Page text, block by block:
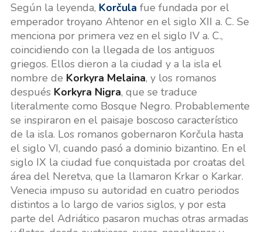
Según la leyenda, Korčula fue fundada por el
emperador troyano Ahtenor en el siglo XII a. C. Se
menciona por primera vez en el siglo IV a. C.,
coincidiendo con la llegada de los antiguos
griegos. Ellos dieron a la ciudad y a la isla el
nombre de Korkyra Melaina, y los romanos
después Korkyra Nigra, que se traduce
literalmente como Bosque Negro. Probablemente
se inspiraron en el paisaje boscoso característico
de la isla. Los romanos gobernaron Korčula hasta
el siglo VI, cuando pasó a dominio bizantino. En el
siglo IX la ciudad fue conquistada por croatas del
área del Neretva, que la llamaron Krkar o Karkar.
Venecia impuso su autoridad en cuatro periodos
distintos a lo largo de varios siglos, y por esta
parte del Adriático pasaron muchas otras armadas